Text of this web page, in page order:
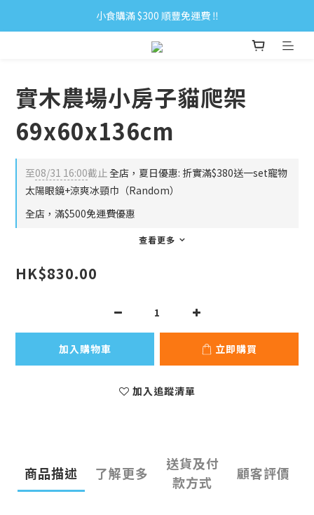
小食購滿 $300 順豐免運費 ‼
小食購滿 $300 順豐免運費 ‼
全單購滿 $500 免運費 ♥︎ 會員積分回贈 $1＝1Pt.
實木農場小房子貓爬架
69x60x136cm
至08/31 16:00截止全店，夏日優惠: 折實滿$380送一set寵物
太陽眼鏡+涼爽冰頸巾（Random）
全店，滿$500免運費優惠
查看更多
HK$830.00
加入購物車 立即購買
加入追蹤清單
商品描述 了解更多
送貨及付
款方式
顧客評價